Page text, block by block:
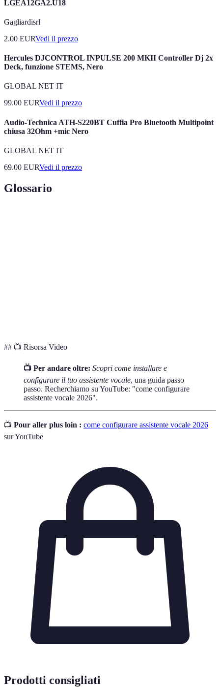
LGEA12GA2.U18
Gagliardisrl
2.00 EURVedi il prezzo
Hercules DJCONTROL INPULSE 200 MKII Controller Dj 2x
Deck, funzione STEMS, Nero
GLOBAL NET IT
99.00 EURVedi il prezzo
Audio-Technica ATH-S220BT Cuffia Pro Bluetooth Multipoint
chiusa 32Ohm +mic Nero
GLOBAL NET IT
69.00 EURVedi il prezzo
Glossario
## 📺 Risorsa Video
📺 Per andare oltre: Scopri come installare e
configurare il tuo assistente vocale, una guida passo
passo. Recherchiamo su YouTube: "come configurare
assistente vocale 2026".
📺 Pour aller plus loin : come configurare assistente vocale 2026
sur YouTube
Prodotti consigliati